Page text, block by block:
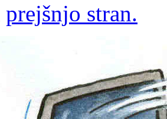
prejšnjo stran.